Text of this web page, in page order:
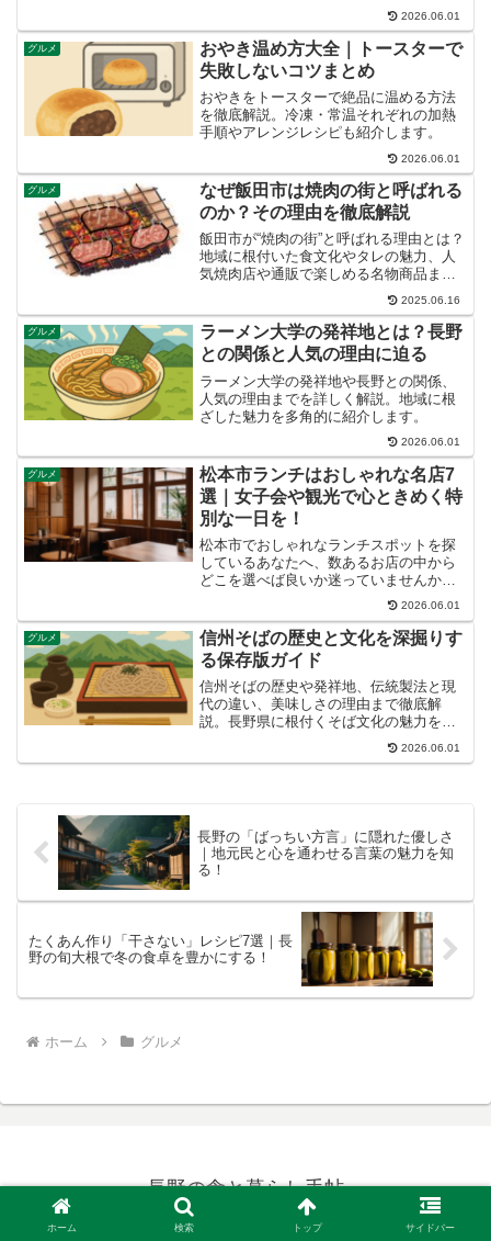
2026.06.01
グルメ
おやき温め方大全｜トースターで
失敗しないコツまとめ
おやきをトースターで絶品に温める方法
を徹底解説。冷凍・常温それぞれの加熱
手順やアレンジレシピも紹介します。
2026.06.01
グルメ
なぜ飯田市は焼肉の街と呼ばれる
のか？その理由を徹底解説
飯田市が“焼肉の街”と呼ばれる理由とは？
地域に根付いた食文化やタレの魅力、人
気焼肉店や通販で楽しめる名物商品まで
2025.06.16
グルメ
ラーメン大学の発祥地とは？長野
との関係と人気の理由に迫る
ラーメン大学の発祥地や長野との関係、
人気の理由までを詳しく解説。地域に根
ざした魅力を多角的に紹介します。
2026.06.01
グルメ
松本市ランチはおしゃれな名店7
選｜女子会や観光で心ときめく特
別な一日を！
松本市でおしゃれなランチスポットを探
しているあなたへ、数あるお店の中から
どこを選べば良いか迷っていませんか？
大切な人とのデートや友人との女子会、
観光で訪れた際に、記憶に残るような素
敵なランチ体験をしたいですよね。この
記事では、松本を知り尽く...
2026.06.01
グルメ
信州そばの歴史と文化を深掘りす
る保存版ガイド
信州そばの歴史や発祥地、伝統製法と現
代の違い、美味しさの理由まで徹底解
説。長野県に根付くそば文化の魅力を学
2026.06.01
長野の「ばっちい方言」に隠れた優しさ
｜地元民と心を通わせる言葉の魅力を知
る！
たくあん作り「干さない」レシピ7選｜長
野の旬大根で冬の食卓を豊かにする！
ホーム グルメ
長野の食と暮らし手帖
お問い合わせフォーム
ホーム 検索 トップ サイドバー